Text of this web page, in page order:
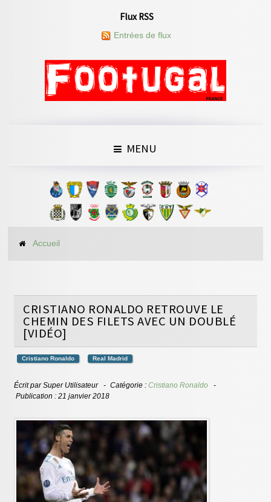
Flux RSS
Entrées de flux
MENU
Accueil
CRISTIANO RONALDO RETROUVE LE
CHEMIN DES FILETS AVEC UN DOUBLÉ
[VIDÉO]
Cristiano Ronaldo Real Madrid
Écrit parSuper Utilisateur Catégorie :Cristiano Ronaldo
Publication : 21 janvier 2018